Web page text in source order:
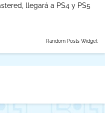
llegará a PS4 y PS5
Random Posts Widget